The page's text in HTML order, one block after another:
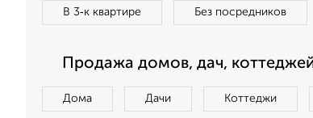
В 3‑к квартире Без посредников
Продажа домов, дач,
Дома Дачи Коттеджи